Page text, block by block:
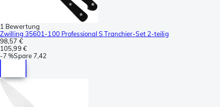
1 Bewertung
Zwilling 35601-100 Professional S Tranchier-Set 2-teilig
98,57 €
105,99 €
-7 %Spare7,42